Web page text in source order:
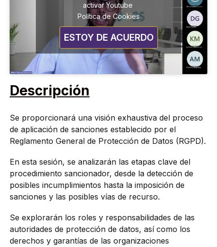
activar Youtube
Política de Cookies
ESTOY DE ACUERDO
Descripción
Se proporcionará una visión exhaustiva del proceso
de aplicación de sanciones establecido por el
Reglamento General de Protección de Datos (RGPD).
En esta sesión, se analizarán las etapas clave del
procedimiento sancionador, desde la detección de
posibles incumplimientos hasta la imposición de
sanciones y las posibles vías de recurso.
Se explorarán los roles y responsabilidades de las
autoridades de protección de datos, así como los
derechos y garantías de las organizaciones